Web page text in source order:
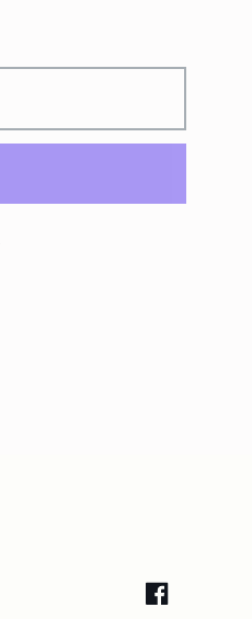
Facebook